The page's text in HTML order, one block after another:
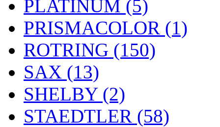
PLATINUM (5)
PRISMACOLOR (1)
ROTRING (150)
SAX (13)
SHELBY (2)
STAEDTLER (58)